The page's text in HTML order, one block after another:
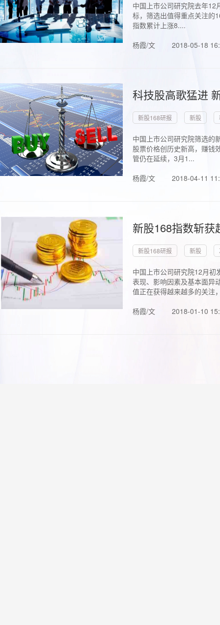
中国上市公司研究院去年
标，筛选出值得重点关注的
指数累计上涨8....
杨霞/文
2018-05-18
科技股高歌猛进
新股168研报 新股
中国上市公司研究院筛选的
股票价格创历史新高，赚钱
管仍在延续，3月1...
杨霞/文
2018-04-11
新股168指数斩
新股168研报 新股
中国上市公司研究院12月初
表现、影响因素及基本面异
值正在获得越来越多的关注
杨霞/文
2018-01-10